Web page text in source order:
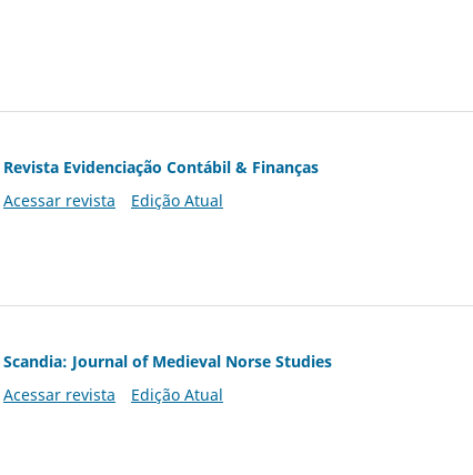
Revista Evidenciação Contábil & Finanças
Acessar revista
Edição Atual
Scandia: Journal of Medieval Norse Studies
Acessar revista
Edição Atual